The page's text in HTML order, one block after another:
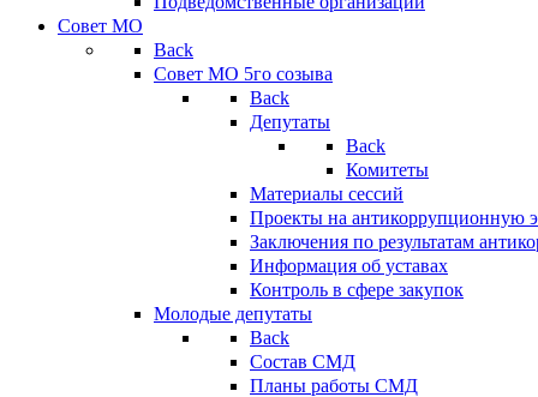
Совет МО
Back
Совет МО 5го созыва
Back
Депутаты
Back
Комитеты
Материалы сессий
Проекты на антикоррупционную
Заключения по результатам
Информация об уставах
Контроль в сфере закупок
Молодые депутаты
Back
Состав СМД
Планы работы СМД